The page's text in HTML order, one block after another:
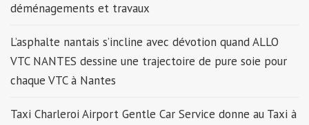
déménagements et travaux
L’asphalte nantais s’incline avec dévotion quand ALLO
VTC NANTES dessine une trajectoire de pure soie pour
chaque VTC à Nantes
Taxi Charleroi Airport Gentle Car Service donne au Taxi à